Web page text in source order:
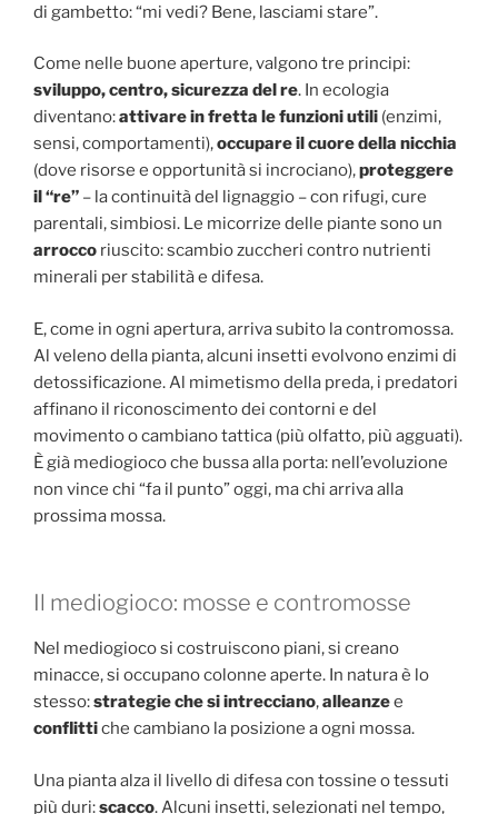
di gambetto: “mi vedi? Bene, lasciami stare”.
Come nelle buone aperture, valgono tre principi:
sviluppo, centro, sicurezza del re. In ecologia
diventano:attivare in fretta le funzioni utili (enzimi,
sensi, comportamenti),occupare il cuore della nicchia
(dove risorse e opportunità si incrociano),proteggere
il “re” – la continuità del lignaggio – con rifugi, cure
parentali, simbiosi. Le micorrize delle piante sono un
arrocco riuscito: scambio zuccheri contro nutrienti
minerali per stabilità e difesa.
E, come in ogni apertura, arriva subito la contromossa.
Al veleno della pianta, alcuni insetti evolvono enzimi di
detossificazione. Al mimetismo della preda, i predatori
affinano il riconoscimento dei contorni e del
movimento o cambiano tattica (più olfatto, più agguati).
È già mediogioco che bussa alla porta: nell’evoluzione
non vince chi “fa il punto” oggi, ma chi arriva alla
prossima mossa.
Il mediogioco: mosse e contromosse
Nel mediogioco si costruiscono piani, si creano
minacce, si occupano colonne aperte. In natura è lo
stesso:strategie che si intrecciano,alleanzee
conflittiche cambiano la posizione a ogni mossa.
Una pianta alza il livello di difesa con tossine o tessuti
più duri:scacco. Alcuni insetti, selezionati nel tempo,